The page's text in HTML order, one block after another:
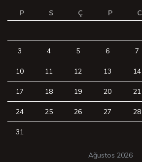
Ağustos 2026
P S Ç P C
3 4 5 6 7
10 11 12 13 14
17 18 19 20 21
24 25 26 27 28
31